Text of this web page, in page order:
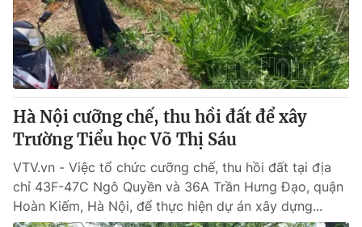
Cơ quan báo chí:
Thời báo VTV
Giấy phép hoạt động báo in và báo điện tử số 483/GP-BTTTT
cấp ngày 29/12/2023
Tổng Biên tập:Vũ Thanh Thủy
Phó Tổng Biên tập:Nguyễn Thị Mỹ Hạnh, Phạm Quốc Thắng,
Nguyễn Trọng Ninh
Tổng đài VTV:024.38 355 931 - 024.38 355 932
Ðiện thoại Thời báo VTV:
024.66 897 897
Email:toasoan@vtv.vn
Liên hệ quảng cáo:024-7300.7108
Hà Nội cưỡng chế, thu hồi đất để xây
Trường Tiểu học Võ Thị Sáu
VTV.vn - Việc tổ chức cưỡng chế, thu hồi đất tại địa
chỉ 43F-47C Ngô Quyền và 36A Trần Hưng Đạo, quận
Hoàn Kiếm, Hà Nội, để thực hiện dự án xây dựng...